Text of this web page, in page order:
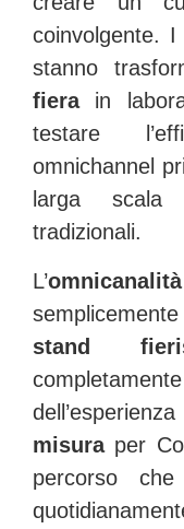
coinvolgente.
stanno
fierain
testare
omnichannel
larga scala
tradizionali.
L’
stand
misuraper
percorso